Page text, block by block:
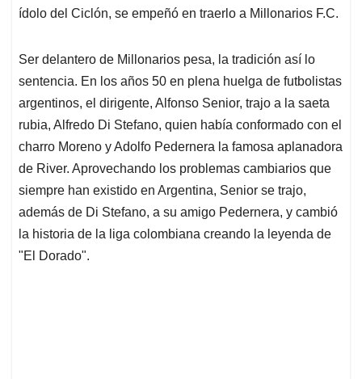
ídolo del Ciclón, se empeñó en traerlo a Millonarios F.C.
Ser delantero de Millonarios pesa, la tradición así lo
sentencia. En los años 50 en plena huelga de futbolistas
argentinos, el dirigente, Alfonso Senior, trajo a la saeta
rubia, Alfredo Di Stefano, quien había conformado con el
charro Moreno y Adolfo Pedernera la famosa aplanadora
de River. Aprovechando los problemas cambiarios que
siempre han existido en Argentina, Senior se trajo,
además de Di Stefano, a su amigo Pedernera, y cambió
la historia de la liga colombiana creando la leyenda de
"El Dorado".